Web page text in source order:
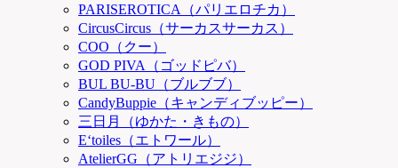
PARISEROTICA（パリエロチカ）
CircusCircus（サーカスサーカス）
COO（クー）
GOD PIVA（ゴッドピバ）
BUL BU-BU（ブルブブ）
CandyBuppie（キャンディブッピー）
三日月（ゆかた・きもの）
E‘toiles（エトワール）
AtelierGG（アトリエジジ）